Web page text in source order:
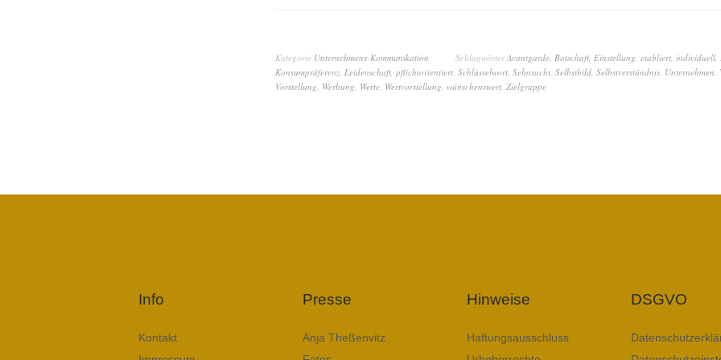
Kategorie Unternehmens-Kommunikation SchlagwörterAvantgarde, Botschaft, Einstellung, etabliert, individuell,
Konsumpräferenz, Leidenschaft, pflichtorientiert, Schlüsselwort, Sehnsucht, Selbstbild, Selbstverständnis, Unternehmen,
Vorstellung, Werbung, Werte, Wertvorstellung, wünschenswert, Zielgruppe
Info
Kontakt
Presse
Anja Theßenvitz
Hinweise
Haftungsausschluss
DSGVO